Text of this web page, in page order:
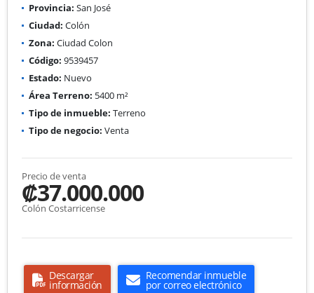
Provincia: San José
Ciudad: Colón
Zona: Ciudad Colon
Código: 9539457
Estado: Nuevo
Área Terreno: 5400 m²
Tipo de inmueble: Terreno
Tipo de negocio: Venta
Precio de venta
₡37.000.000
Colón Costarricense
Descargar
información
Recomendar inmueble
por correo electrónico